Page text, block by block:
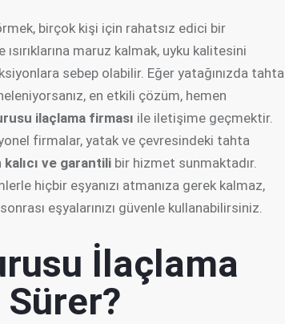
birçok kişi için rahatsız edici bir
maruz kalmak, uyku kalitesini
sebep olabilir. Eğer yatağınızda tahta
en etkili çözüm, hemen
ilaçlama firması ile iletişime geçmektir.
firmalar, yatak ve çevresindeki tahta
kalıcı ve garantili bir hizmet sunmaktadır.
hiçbir eşyanızı atmanıza gerek kalmaz,
eşyalarınızı güvenle kullanabilirsiniz.
İlaçlama
Sürer?